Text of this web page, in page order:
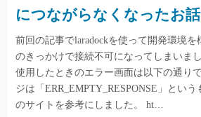
につながらなくなったお話
前回の記事でlaradockを使って開発環境
のきっかけで接続不可になってしまいま
使用したときのエラー画面は以下の通り
ジは「ERR_EMPTY_RESPONSE」とい
のサイトを参考にしました。 ht…